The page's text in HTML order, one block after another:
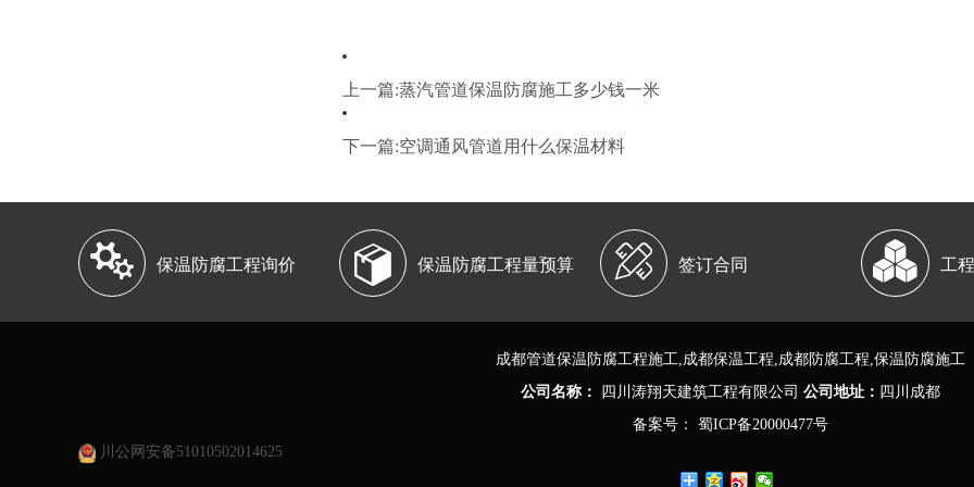
上一篇:蒸汽管道保温防腐施工多少钱一米
下一篇:空调通风管道用什么保温材料
 保温防腐工程询价  保温防腐工程量预算  签订合同  工
成都管道保温防腐工程施工,成都保温工程,成都防腐工程,保温防腐施工
公司名称：
四川涛翔天建筑工程有限公司 公司地址： 四川成都
备案号：
蜀ICP备20000477号
川公网安备51010502014625